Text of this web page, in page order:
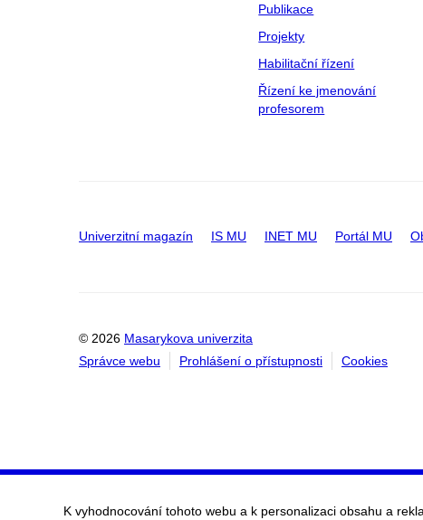
Publikace
Projekty
Habilitační řízení
Řízení ke jmenování
profesorem
Univerzitní magazín IS MU INET MU Portál MU
© 2026 Masarykova univerzita
Správce webu
Prohlášení o přístupnosti Cookies
K vyhodnocování tohoto webu a k personalizaci obsahu a